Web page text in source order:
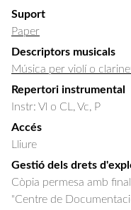
Suport
Paper
Descriptors musicals
Música per violí o
Repertori instrumental
Instr: Vl o CL, Vc, P
Accés
Lliure
Gestió dels drets
Còpia permesa amb
"Centre de